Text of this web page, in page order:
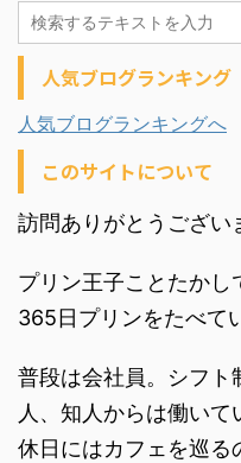
人気ブログランキング
人気ブログランキングへ
このサイトについて
訪問ありがとうござい
プリン王子ことたかし
365日プリンをたべて
普段は会社員。シフト
人、知人からは働いて
休日にはカフェを巡る